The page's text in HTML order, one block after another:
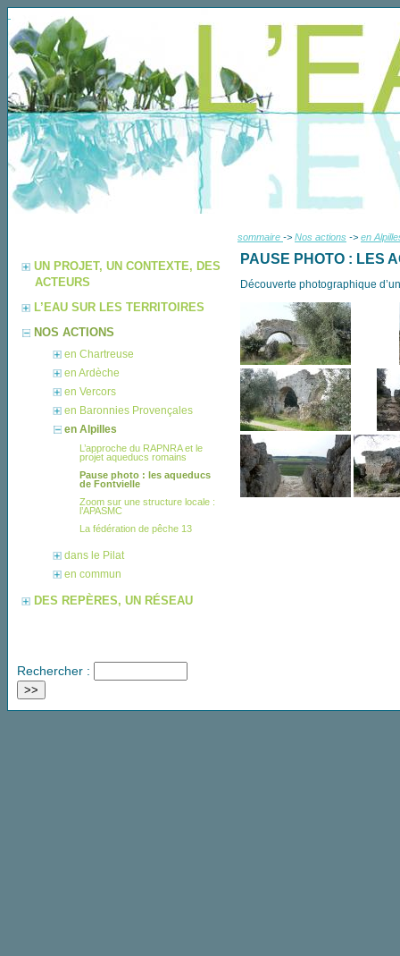
sommaire -> Nos actions -> en
PAUSE PHOTO : LES
Découverte photographique
UN PROJET, UN CONTEXTE, DES
ACTEURS
L’EAU SUR LES TERRITOIRES
NOS ACTIONS
en Chartreuse
en Ardèche
en Vercors
en Baronnies Provençales
en Alpilles
L’approche du RAPNRA et le
projet aqueducs romains
Pause photo : les aqueducs
de Fontvielle
Zoom sur une structure locale :
l’APASMC
La fédération de pêche 13
dans le Pilat
en commun
DES REPÈRES, UN RÉSEAU
Rechercher :